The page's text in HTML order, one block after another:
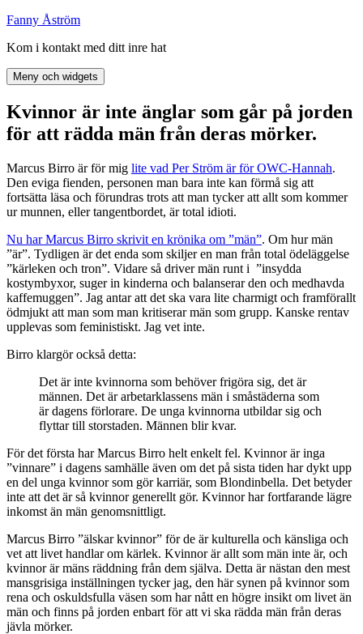
Hoppa
innehåll
Fanny Åström
Kom i kontakt med ditt inre hat
Meny och widgets
Kvinnor är inte änglar som går på jorden
för att rädda män från deras mörker.
Marcus Birro är för mig lite vad Per Ström är för OWC-Hannah.
Den eviga fienden, personen man bara inte kan förmå sig att
fortsätta läsa och förundras trots att man tycker att allt som kommer
ur munnen, eller tangentbordet, är total idioti.
Nu har Marcus Birro skrivit en krönika om ”män”. Om hur män
”är”. Tydligen är det enda som skiljer en man från total ödeläggelse
”kärleken och tron”. Vidare så driver män runt i ”insydda
kostymbyxor, suger in kinderna och balanserar den och medhavda
kaffemuggen”. Jag antar att det ska vara lite charmigt och framförallt
ödmjukt att man som man kritiserar män som grupp. Kanske rentav
upplevas som feministiskt. Jag vet inte.
Birro klargör också detta:
Det är inte kvinnorna som behöver frigöra sig, det är
männen. Det är arbetarklassens män i småstäderna som
är dagens förlorare. De unga kvinnorna utbildar sig och
flyttar till storstaden. Männen blir kvar.
För det första har Marcus Birro helt enkelt fel. Kvinnor är inga
”vinnare” i dagens samhälle även om det på sista tiden har dykt upp
en del unga kvinnor som gör karriär, som Blondinbella. Det betyder
inte att det är så kvinnor generellt gör. Kvinnor har fortfarande lägre
inkomst än män genomsnittligt.
Marcus Birro ”älskar kvinnor” för de är kulturella och känsliga och
vet att livet handlar om kärlek. Kvinnor är allt som män inte är, och
kvinnor är mäns räddning från dem själva. Detta är nästan den mest
mansgrisiga inställningen tycker jag, den här synen på kvinnor som
rena och oskuldsfulla väsen som har nått en högre insikt om livet än
män och finns på jorden enbart för att vi ska rädda män från deras
jävla mörker.